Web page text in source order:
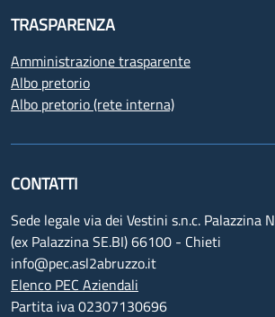
TRASPARENZA
Amministrazione trasparente
Albo pretorio
Albo pretorio (rete interna)
CONTATTI
Sede legale via dei Vestini s.n.c. Palazzina N
(ex Palazzina SE.BI) 66100 - Chieti
info@pec.asl2abruzzo.it
Elenco PEC Aziendali
Partita iva 02307130696